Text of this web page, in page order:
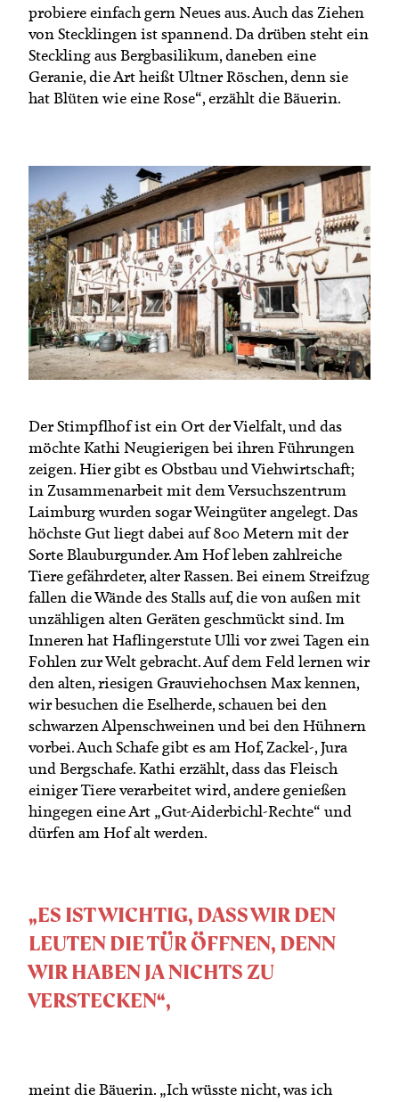
probiere einfach gern Neues aus. Auch das Ziehen
von Stecklingen ist spannend. Da drüben steht ein
Steckling aus Bergbasilikum, daneben eine
Geranie, die Art heißt Ultner Röschen, denn sie
hat Blüten wie eine Rose“, erzählt die Bäuerin.
Der Stimpflhof ist ein Ort der Vielfalt, und das
möchte Kathi Neugierigen bei ihren Führungen
zeigen. Hier gibt es Obstbau und Viehwirtschaft;
in Zusammenarbeit mit dem Versuchszentrum
Laimburg wurden sogar Weingüter angelegt. Das
höchste Gut liegt dabei auf 800 Metern mit der
Sorte Blauburgunder. Am Hof leben zahlreiche
Tiere gefährdeter, alter Rassen. Bei einem Streifzug
fallen die Wände des Stalls auf, die von außen mit
unzähligen alten Geräten geschmückt sind. Im
Inneren hat Haflingerstute Ulli vor zwei Tagen ein
Fohlen zur Welt gebracht. Auf dem Feld lernen wir
den alten, riesigen Grauviehochsen Max kennen,
wir besuchen die Eselherde, schauen bei den
schwarzen Alpenschweinen und bei den Hühnern
vorbei. Auch Schafe gibt es am Hof, Zackel-, Jura
und Bergschafe. Kathi erzählt, dass das Fleisch
einiger Tiere verarbeitet wird, andere genießen
hingegen eine Art „Gut-Aiderbichl-Rechte“ und
dürfen am Hof alt werden.
„ES IST WICHTIG, DASS WIR DEN
LEUTEN DIE TÜR ÖFFNEN, DENN
WIR HABEN JA NICHTS ZU
VERSTECKEN“,
meint die Bäuerin. „Ich wüsste nicht, was ich